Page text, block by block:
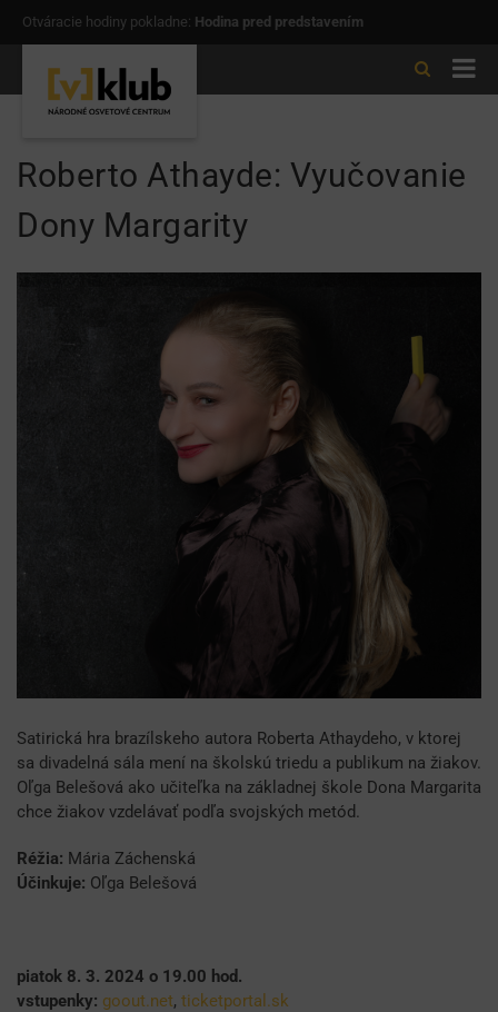
Otváracie hodiny pokladne: Hodina pred predstavením
Roberto Athayde: Vyučovanie
Dony Margarity
Satirická hra brazílskeho autora Roberta Athaydeho, v ktorej
sa divadelná sála mení na školskú triedu a publikum na žiakov.
Oľga Belešová ako učiteľka na základnej škole Dona Margarita
chce žiakov vzdelávať podľa svojských metód.
Réžia: Mária Záchenská
Účinkuje: Oľga Belešová
piatok 8. 3. 2024 o 19.00 hod.
vstupenky: goout.net, ticketportal.sk